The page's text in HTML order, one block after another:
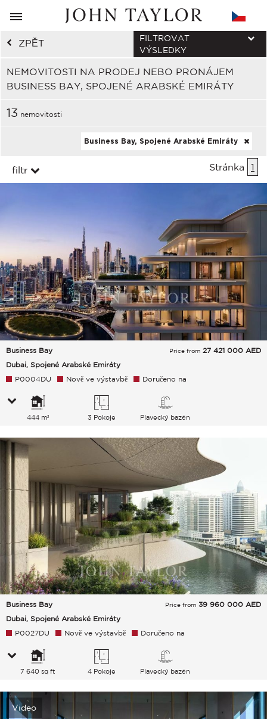
ZPĚT
NEMOVITOSTI NA PRODEJ NEBO PRONÁJEM
BUSINESS BAY, SPOJENÉ ARABSKÉ EMIRÁTY
FILTROVAT
VÝSLEDKY
13 nemovitosti
Business Bay, Spojené Arabské Emiráty
filtr Stránka 1
Business Bay
Dubai, Spojené Arabské Emiráty
Price from 27 421 000 AED
P0004DU Nově ve výstavbě Doručeno na
444 m² 3 Pokoje Plavecký bazén
Business Bay
Dubai, Spojené Arabské Emiráty
Price from 39 960 000 AED
P0027DU Nově ve výstavbě Doručeno na
7 640 sq ft 4 Pokoje Plavecký bazén
Video